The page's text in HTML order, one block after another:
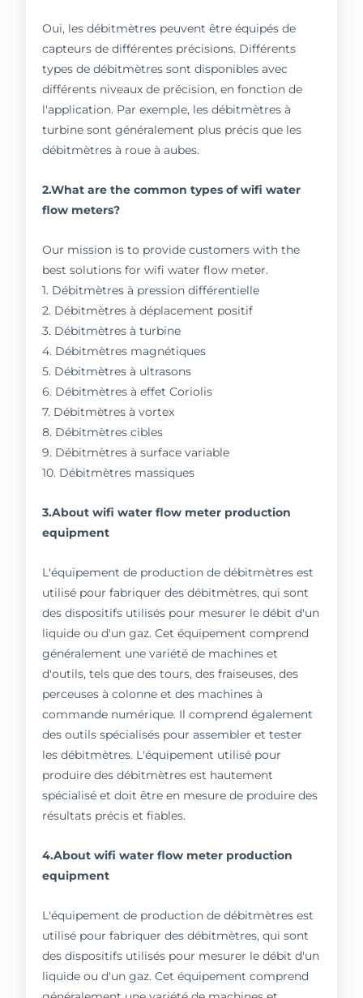
Oui, les débitmètres peuvent être équipés de
capteurs de différentes précisions. Différents
types de débitmètres sont disponibles avec
différents niveaux de précision, en fonction de
l'application. Par exemple, les débitmètres à
turbine sont généralement plus précis que les
débitmètres à roue à aubes.
2.What are the common types of wifi water
flow meters?
Our mission is to provide customers with the
best solutions for wifi water flow meter.
1. Débitmètres à pression différentielle
2. Débitmètres à déplacement positif
3. Débitmètres à turbine
4. Débitmètres magnétiques
5. Débitmètres à ultrasons
6. Débitmètres à effet Coriolis
7. Débitmètres à vortex
8. Débitmètres cibles
9. Débitmètres à surface variable
10. Débitmètres massiques
3.About wifi water flow meter production
equipment
L'équipement de production de débitmètres est
utilisé pour fabriquer des débitmètres, qui sont
des dispositifs utilisés pour mesurer le débit d'un
liquide ou d'un gaz. Cet équipement comprend
généralement une variété de machines et
d'outils, tels que des tours, des fraiseuses, des
perceuses à colonne et des machines à
commande numérique. Il comprend également
des outils spécialisés pour assembler et tester
les débitmètres. L'équipement utilisé pour
produire des débitmètres est hautement
spécialisé et doit être en mesure de produire des
résultats précis et fiables.
4.About wifi water flow meter production
equipment
L'équipement de production de débitmètres est
utilisé pour fabriquer des débitmètres, qui sont
des dispositifs utilisés pour mesurer le débit d'un
liquide ou d'un gaz. Cet équipement comprend